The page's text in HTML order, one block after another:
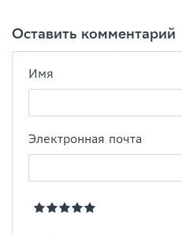
Оставить комментарий
Имя
Электронная почта